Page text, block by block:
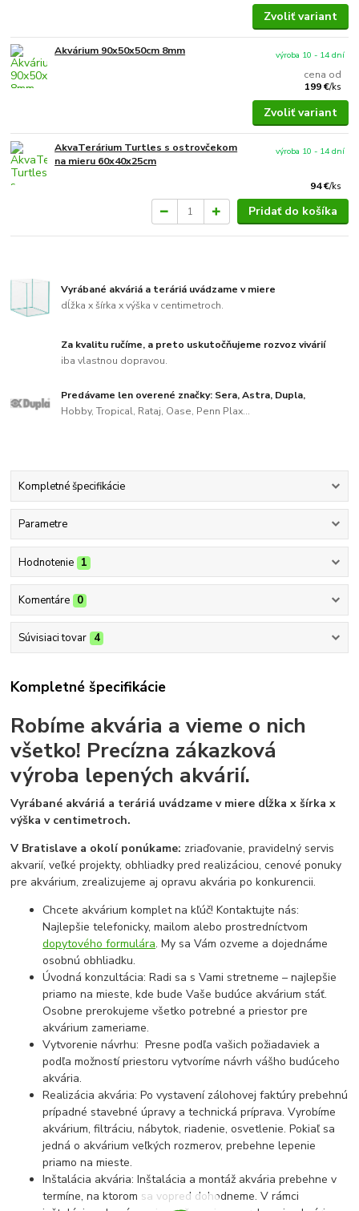
Zvoliť variant
Akvárium 90x50x50cm 8mm
cena od
199 €/ks
výroba 10 - 14 dní
Zvoliť variant
AkvaTerárium Turtles s ostrovčekom
na mieru 60x40x25cm
94 €/ks
výroba 10 - 14 dní
Pridať do košíka
Vyrábané akváriá a teráriá uvádzame v miere
dĺžka x šírka x výška v centimetroch.
Za kvalitu ručíme, a preto uskutočňujeme rozvoz vivárií
iba vlastnou dopravou.
Predávame len overené značky: Sera, Astra, Dupla,
Hobby, Tropical, Rataj, Oase, Penn Plax...
Kompletné špecifikácie
Parametre
Hodnotenie 1
Komentáre 0
Súvisiaci tovar 4
Kompletné špecifikácie
Robíme akvária a vieme o nich
všetko! Precízna zákazková
výroba lepených akvárií.
Vyrábané akváriá a teráriá uvádzame v miere dĺžka x šírka x
výška v centimetroch.
V Bratislave a okolí ponúkame: zriaďovanie, pravidelný servis
akvarií, veľké projekty, obhliadky pred realizáciou, cenové ponuky
pre akvárium, zrealizujeme aj opravu akvária po konkurencii.
Chcete akvárium komplet na kľúč! Kontaktujte nás:
Najlepšie telefonicky, mailom alebo prostredníctvom
dopytového formulára. My sa Vám ozveme a dojednáme
osobnú obhliadku.
Úvodná konzultácia: Radi sa s Vami stretneme – najlepšie
priamo na mieste, kde bude Vaše budúce akvárium stáť.
Osobne prerokujeme všetko potrebné a priestor pre
akvárium zameriame.
Vytvorenie návrhu: Presne podľa vašich požiadaviek a
podľa možností priestoru vytvoríme návrh vášho budúceho
akvária.
Realizácia akvária: Po vystavení zálohovej faktúry prebehnú
prípadné stavebné úpravy a technická príprava. Vyrobíme
akvárium, filtráciu, nábytok, riadenie, osvetlenie. Pokiaľ sa
jedná o akvárium veľkých rozmerov, prebehne lepenie
priamo na mieste.
Inštalácia akvária: Inštalácia a montáž akvária prebehne v
termíne, na ktorom sa vopred dohodneme. V rámci